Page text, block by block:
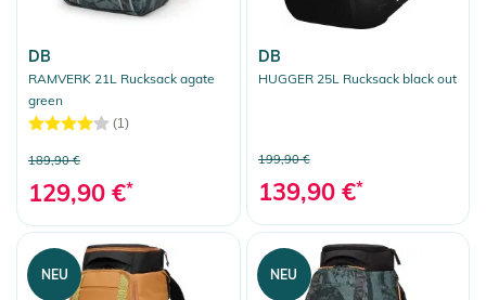
DB
RAMVERK 21L Rucksack agate
green
(1)
189,90 €
129,90 €*
DB
HUGGER 25L Rucksack black out
199,90 €
139,90 €*
NEU NEU